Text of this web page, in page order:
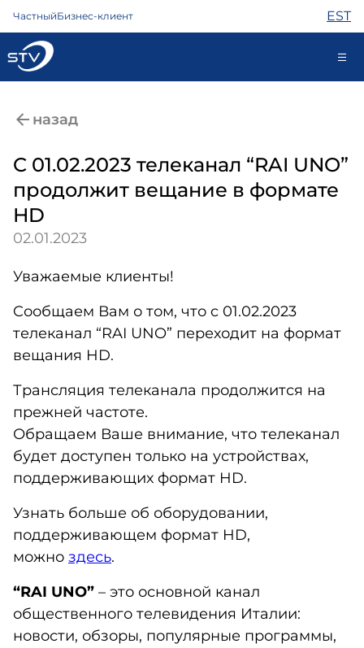
ЧастныйБизнес-клиент EST
Интернет
ТВ
Телефон
Помощь
Магазин
Новости
назад
C 01.02.2023 телеканал “RAI UNO”
продолжит вещание в формате
HD
02.01.2023
Уважаемые клиенты!
Cообщаем Вам о том, что c 01.02.2023
телеканал “RAI UNO” переходит на формат
вещания HD.
Трансляция телеканала продолжится на
прежней частоте.
Обращаем Ваше внимание, что телеканал
будет доступен только на устройствах,
поддерживающих формат HD.
Узнать больше об оборудовании,
поддерживающем формат HD,
можно здесь.
“RAI UNO” – это основной канал
общественного телевидения Италии:
новости, обзоры, популярные программы,